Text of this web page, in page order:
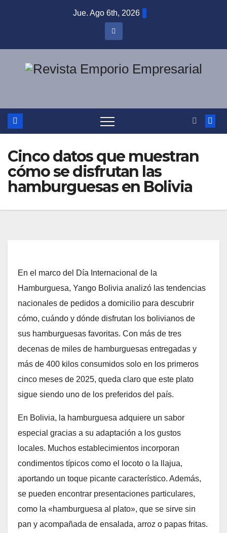
Jue. Ago 6th, 2026
Cinco datos que muestran
cómo se disfrutan las
hamburguesas en Bolivia
En el marco del Día Internacional de la
Hamburguesa, Yango Bolivia analizó las tendencias
nacionales de pedidos a domicilio para descubrir
cómo, cuándo y dónde disfrutan los bolivianos de
sus hamburguesas favoritas. Con más de tres
decenas de miles de hamburguesas entregadas y
más de 400 kilos consumidos solo en los primeros
cinco meses de 2025, queda claro que este plato
sigue siendo uno de los preferidos del país.
En Bolivia, la hamburguesa adquiere un sabor
especial gracias a su adaptación a los gustos
locales. Muchos establecimientos incorporan
condimentos típicos como el locoto o la llajua,
aportando un toque picante característico. Además,
se pueden encontrar presentaciones particulares,
como la «hamburguesa al plato», que se sirve sin
pan y acompañada de ensalada, arroz o papas fritas.